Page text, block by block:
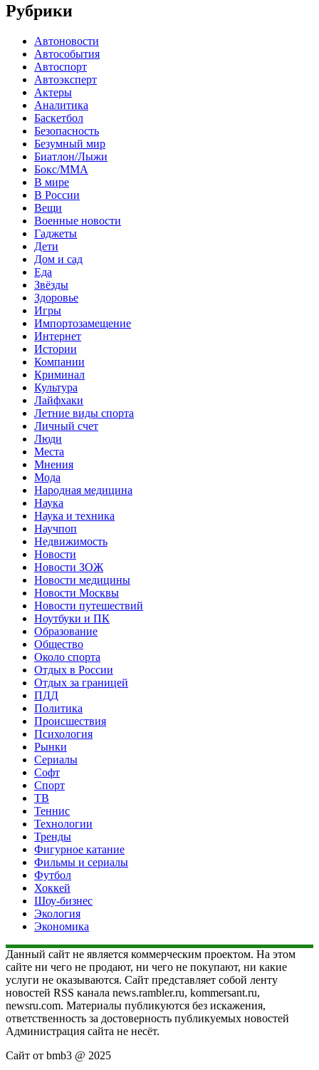
Рубрики
Автоновости
Автособытия
Автоспорт
Автоэксперт
Актеры
Аналитика
Баскетбол
Безопасность
Безумный мир
Биатлон/Лыжи
Бокс/MMA
В мире
В России
Вещи
Военные новости
Гаджеты
Дети
Дом и сад
Еда
Звёзды
Здоровье
Игры
Импортозамещение
Интернет
Истории
Компании
Криминал
Культура
Лайфхаки
Летние виды спорта
Личный счет
Люди
Места
Мнения
Мода
Народная медицина
Наука
Наука и техника
Научпоп
Недвижимость
Новости
Новости ЗОЖ
Новости медицины
Новости Москвы
Новости путешествий
Ноутбуки и ПК
Образование
Общество
Около спорта
Отдых в России
Отдых за границей
ПДД
Политика
Происшествия
Психология
Рынки
Сериалы
Софт
Спорт
ТВ
Теннис
Технологии
Тренды
Фигурное катание
Фильмы и сериалы
Футбол
Хоккей
Шоу-бизнес
Экология
Экономика
Данный сайт не является коммерческим проектом. На этом
сайте ни чего не продают, ни чего не покупают, ни какие
услуги не оказываются. Сайт представляет собой ленту
новостей RSS канала news.rambler.ru, kommersant.ru,
newsru.com. Материалы публикуются без искажения,
ответственность за достоверность публикуемых новостей
Администрация сайта не несёт.
Сайт от bmb3 @ 2025